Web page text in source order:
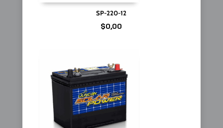
SP-220-12
$0,00